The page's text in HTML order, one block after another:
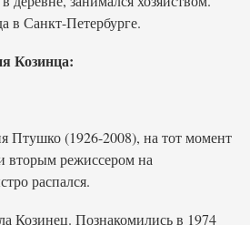
в Санкт-Петербурге.
Козинца:
Птушко (1926-2008), на тот момент
вторым режиссером на
распался.
Козинец. Познакомились в 1974